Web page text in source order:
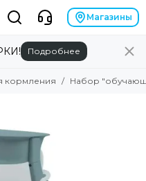
Магазины
Подробнее
кормления Набор